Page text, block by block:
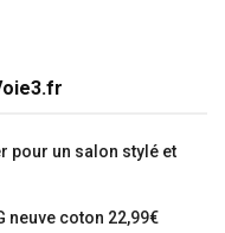
pour un salon stylé et
neuve coton 22,99€